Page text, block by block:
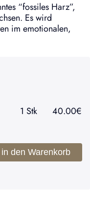
“fossiles Harz”,
Es wird
im emotionalen,
1 Stk 40.00€
in den Warenkorb